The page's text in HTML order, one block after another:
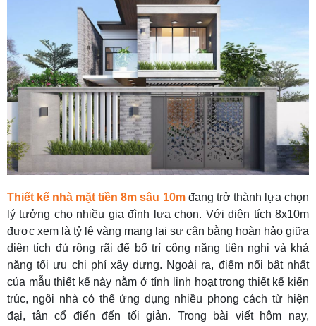
Thiết kế nhà mặt tiền 8m sâu 10mđang trở thành lựa chọn
lý tưởng cho nhiều gia đình lựa chọn. Với diện tích 8x10m
được xem là tỷ lệ vàng mang lại sự cân bằng hoàn hảo giữa
diện tích đủ rộng rãi để bố trí công năng tiện nghi và khả
năng tối ưu chi phí xây dựng. Ngoài ra, điểm nổi bật nhất
của mẫu thiết kế này nằm ở tính linh hoạt trong thiết kế kiến
trúc, ngôi nhà có thể ứng dụng nhiều phong cách từ hiện
đại, tân cổ điển đến tối giản. Trong bài viết hôm nay,